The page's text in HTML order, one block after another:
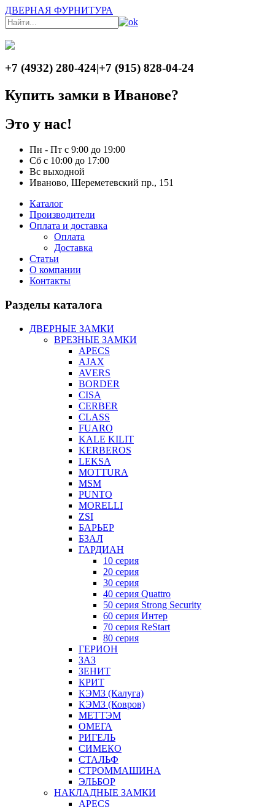
ДВЕРНАЯ ФУРНИТУРА
+7 (4932) 280-424|+7 (915) 828-04-24
Купить замки в Иванове?
Это у нас!
Пн - Пт с 9:00 до 19:00
Сб с 10:00 до 17:00
Вс выходной
Иваново, Шереметевский пр., 151
Каталог
Производители
Оплата и доставка
Оплата
Доставка
Статьи
О компании
Контакты
Разделы каталога
ДВЕРНЫЕ ЗАМКИ
ВРЕЗНЫЕ ЗАМКИ
APECS
AJAX
AVERS
BORDER
CISA
CERBER
CLASS
FUARO
KALE KILIT
KERBEROS
LEKSA
MOTTURA
MSM
PUNTO
MORELLI
ZSI
БАРЬЕР
БЗАЛ
ГАРДИАН
10 серия
20 серия
30 серия
40 серия Quattro
50 серия Strong Security
60 серия Интер
70 серия ReStart
80 серия
ГЕРИОН
ЗАЗ
ЗЕНИТ
КРИТ
КЭМЗ (Калуга)
КЭМЗ (Ковров)
МЕТТЭМ
ОМЕГА
РИГЕЛЬ
СИМЕКО
СТАЛЬФ
СТРОММАШИНА
ЭЛЬБОР
НАКЛАДНЫЕ ЗАМКИ
APECS